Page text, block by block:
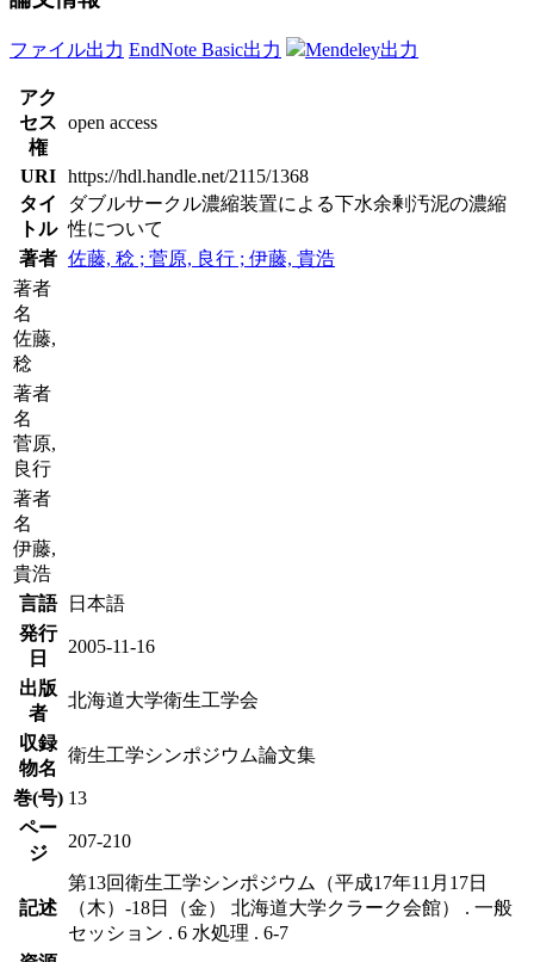
ファイル出力 EndNote Basic出力 Mendeley出力
アク
セス
権
open access
URI https://hdl.handle.net/2115/1368
タイ
トル
ダブルサークル濃縮装置による下水余剰汚泥の濃縮
性について
著者 佐藤, 稔 ; 菅原, 良行 ; 伊藤, 貴浩
著者
名
佐藤,
稔
著者
名
菅原,
良行
著者
名
伊藤,
貴浩
言語
日本語
発行
日
2005-11-16
出版
者
北海道大学衛生工学会
収録
物名
衛生工学シンポジウム論文集
巻(号) 13
ペー
ジ
207-210
記述
第13回衛生工学シンポジウム（平成17年11月17日
（木）-18日（金） 北海道大学クラーク会館） . 一般
セッション . 6 水処理 . 6-7